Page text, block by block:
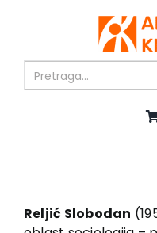
O nama
Reljić Slobodan